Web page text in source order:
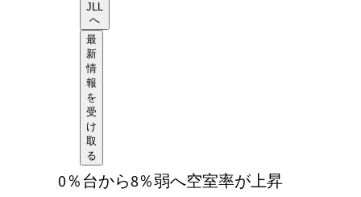
JLL
へ
最
新
情
報
を
受
け
取
る
0％台から8％弱へ空室率が上昇